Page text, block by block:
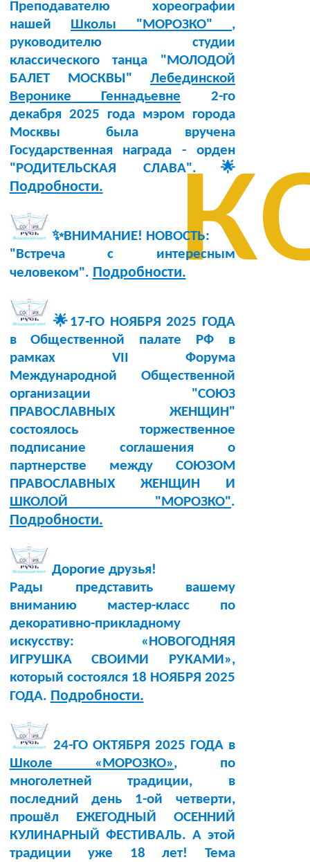
Преподавателю хореографии
нашей Школы "МОРОЗКО" ,
руководителю студии
классического танца "МОЛОДОЙ
БАЛЕТ МОСКВЫ" Лебединской
Веронике Геннадьевне 2-го
декабря 2025 года мэром города
Москвы была вручена
Государственная награда - орден
"РОДИТЕЛЬСКАЯ СЛАВА".🌟
Подробности.
✨ВНИМАНИЕ! НОВОСТЬ:
"Встреча с интересным
человеком". Подробности.
🌟17-ГО НОЯБРЯ 2025 ГОДА
в Общественной палате РФ в
рамках VII Форума
Международной Общественной
организации "СОЮЗ
ПРАВОСЛАВНЫХ ЖЕНЩИН"
состоялось торжественное
подписание соглашения о
партнерстве между СОЮЗОМ
ПРАВОСЛАВНЫХ ЖЕНЩИН И
ШКОЛОЙ "МОРОЗКО".
Подробности.
Дорогие друзья!
Рады представить вашему
вниманию мастер-класс по
декоративно-прикладному
искусству: «НОВОГОДНЯЯ
ИГРУШКА СВОИМИ РУКАМИ»,
который состоялся 18 НОЯБРЯ 2025
ГОДА. Подробности.
24-ГО ОКТЯБРЯ 2025 ГОДА в
Школе «МОРОЗКО», по
многолетней традиции, в
последний день 1-ой четверти,
прошёл ЕЖЕГОДНЫЙ ОСЕННИЙ
КУЛИНАРНЫЙ ФЕСТИВАЛЬ. А этой
традиции уже 18 лет! Тема